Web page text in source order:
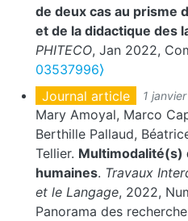
de deux cas au prisme
et de la didactique des
PHITECO, Jan 2022,
03537996⟩
Journal article
1
Mary Amoyal, Marco
Berthille Pallaud,
Tellier. Multimodalité(s)
humaines. Travaux
et le Langage, 2022,
Panorama des